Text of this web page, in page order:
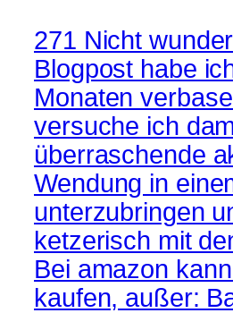
271 Nicht
Blogpost habe
Monaten
versuche ich
überraschende
Wendung in
unterzubringen
ketzerisch mit
Bei amazon
kaufen, außer: